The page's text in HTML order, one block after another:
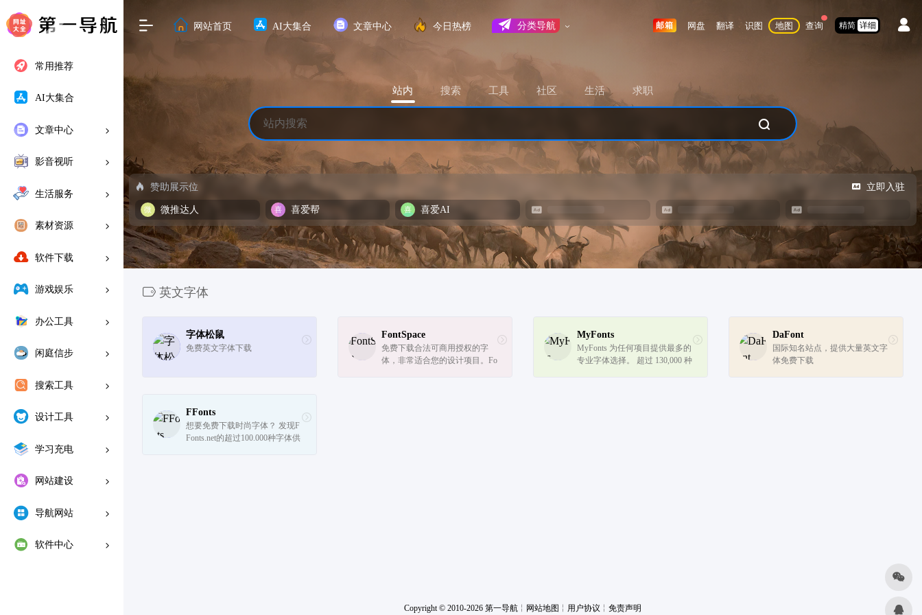
常用推荐
AI大集合
文章中心
影音视听
生活服务
素材资源
软件下载
游戏娱乐
办公工具
闲庭信步
搜索工具
设计工具
学习充电
网站建设
导航网站
软件中心
网站首页 AI大集合 文章中心 今日热榜 分类导航 邮箱 网盘 翻译 识图 地图 查询 精简 详细
站内 搜索 工具 社区 生活 求职
赞助展示位 立即入驻
微推达人 喜爱帮 喜爱AI
英文字体
字体松鼠
免费英文字体下载
FontSpace
免费下载合法可商用授权的字
体，非常适合您的设计项目。Fo
MyFonts
MyFonts 为任何项目提供最多的
专业字体选择。 超过 130,000 种
DaFont
国际知名站点，提供大量英文字
体免费下载
FFonts
想要免费下载时尚字体？ 发现F
Fonts.net的超过100.000种字体供
Copyright © 2010-2026 第一导航 ╎ 网站地图 ╎ 用户协议 ╎ 免责声明